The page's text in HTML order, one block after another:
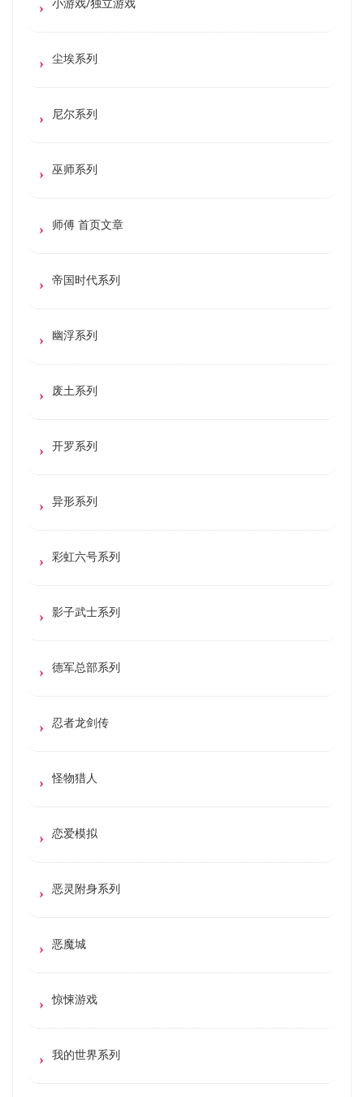
尘埃系列
尼尔系列
巫师系列
师傅 首页文章
帝国时代系列
幽浮系列
废土系列
开罗系列
异形系列
彩虹六号系列
影子武士系列
德军总部系列
忍者龙剑传
怪物猎人
恋爱模拟
恶灵附身系列
恶魔城
惊悚游戏
我的世界系列